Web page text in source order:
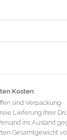
Kosten:
sind Verpackung
Lieferung Ihrer
ins Ausland
Gesamtgewicht